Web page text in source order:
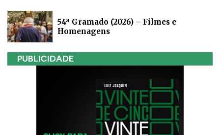
54ª Gramado (2026) – Filmes e
Homenagens
PUBLICIDADE